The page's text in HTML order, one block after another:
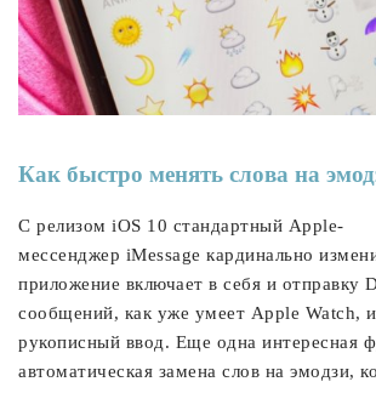
Как быстро менять слова на
С релизом iOS 10 стандартный Apple-
мессенджер iMessage кардинально
приложение включает в себя и отправку
сообщений, как уже умеет Apple Watch,
рукописный ввод. Еще одна интересная
автоматическая замена слов на эмодзи,